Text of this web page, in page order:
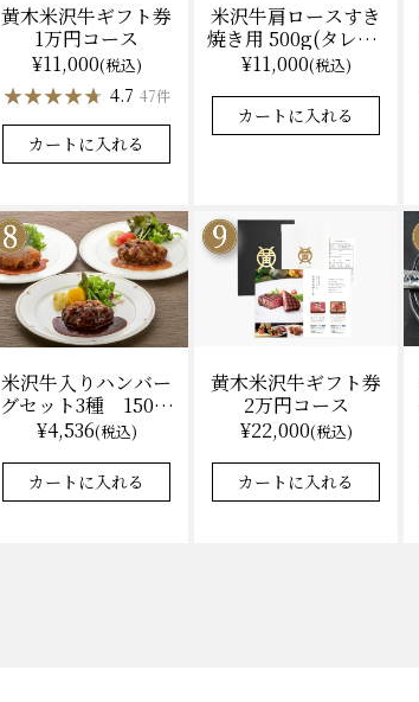
黄木米沢牛ギフト券
1万円コース
¥11,000(税込)
★★★★★
★★★★★ 4.7 47件
カートに入れる
米沢牛肩ロースすき
焼き用 500g(タレ付)
（冷凍）送料無料
化粧箱入
¥11,000(税込)
★★★★★
★★★★★ 4.9 37件
カートに入れる
米沢牛入りハンバー
グセット3種 150ｇ
各2 【凍】湯せん
調理 化粧箱入
¥4,536(税込)
カートに入れる
黄木米沢牛ギフト券
2万円コース
¥22,000(税込)
カートに入れる